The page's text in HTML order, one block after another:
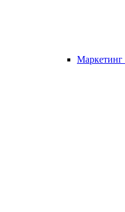
Маркетинг